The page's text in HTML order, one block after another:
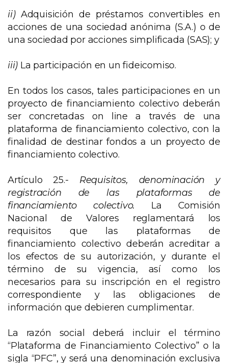
ii)Adquisición de préstamos convertibles en
acciones de una sociedad anónima (S.A.) o de
una sociedad por acciones simplificada (SAS); y
iii) La participación en un fideicomiso.
En todos los casos, tales participaciones en un
proyecto de financiamiento colectivo deberán
ser concretadas on line a través de una
plataforma de financiamiento colectivo, con la
finalidad de destinar fondos a un proyecto de
financiamiento colectivo.
Artículo 25.- Requisitos, denominación y
registración de las plataformas de
financiamiento colectivo.
La Comisión
Nacional de Valores reglamentará los
requisitos que las plataformas de
financiamiento colectivo deberán acreditar a
los efectos de su autorización, y durante el
término de su vigencia, así como los
necesarios para su inscripción en el registro
correspondiente y las obligaciones de
información que debieren cumplimentar.
La razón social deberá incluir el término
“Plataforma de Financiamiento Colectivo” o la
sigla “PFC”, y será una denominación exclusiva